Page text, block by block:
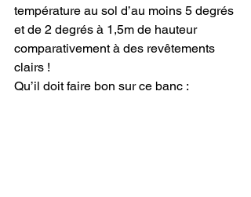
température au sol d’au moins 5 degrés
et de 2 degrés à 1,5m de hauteur
comparativement à des revêtements
clairs !
Qu’il doit faire bon sur ce banc :